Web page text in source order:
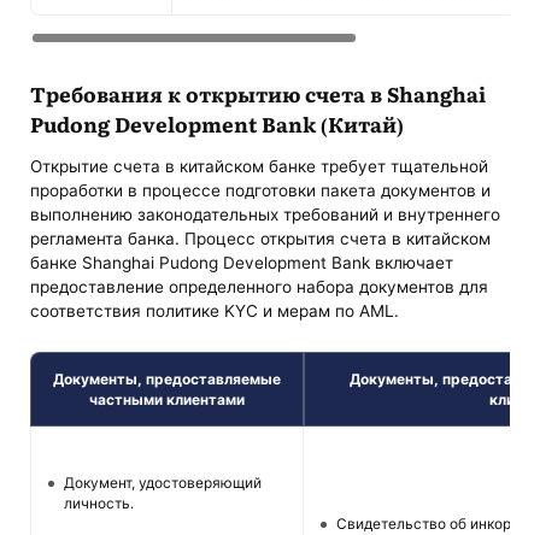
Требования к открытию счета в Shanghai
Pudong Development Bank (Китай)
Открытие счета в китайском банке требует тщательной
проработки в процессе подготовки пакета документов и
выполнению законодательных требований и внутреннего
регламента банка. Процесс открытия счета в китайском
банке Shanghai Pudong Development Bank включает
предоставление определенного набора документов для
соответствия политике KYC и мерам по AML.
Документы, предоставляемые
частными клиентами
Документы,
Документ, удостоверяющий
личность.
Свидетельство об